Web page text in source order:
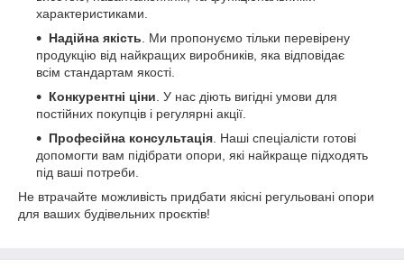
характеристиками.
Надійна якість . Ми пропонуємо тільки перевірену
продукцію від найкращих виробників, яка відповідає
всім стандартам якості.
Конкурентні ціни . У нас діють вигідні умови для
постійних покупців і регулярні акції.
Професійна консультація . Наші спеціалісти готові
допомогти вам підібрати опори, які найкраще підходять
під ваші потреби.
Не втрачайте можливість придбати якісні регульовані опори
для ваших будівельних проєктів!